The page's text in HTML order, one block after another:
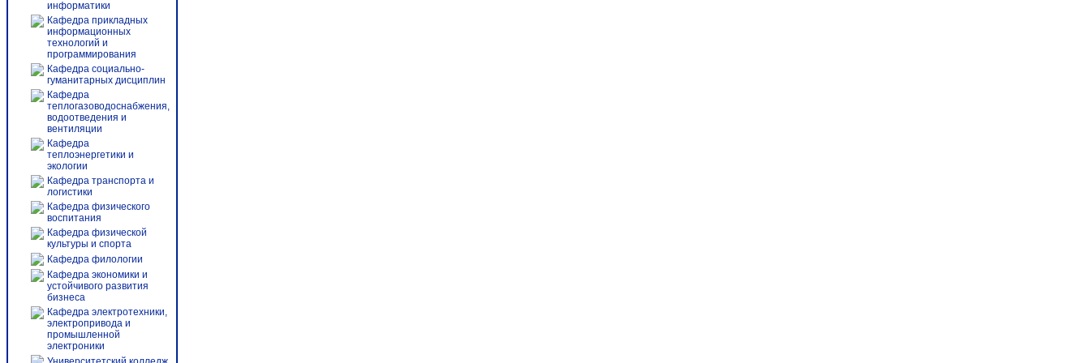
информатики
Кафедра прикладных
информационных
технологий и
программирования
Кафедра социально-
гуманитарных дисциплин
Кафедра
теплогазоводоснабжения,
водоотведения и
вентиляции
Кафедра
теплоэнергетики и
экологии
Кафедра транспорта и
логистики
Кафедра физического
воспитания
Кафедра физической
культуры и спорта
Кафедра филологии
Кафедра экономики и
устойчивого развития
бизнеса
Кафедра электротехники,
электропривода и
промышленной
электроники